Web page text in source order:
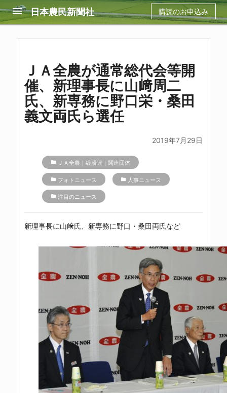
menu 日本農民新聞社 購読のお申込み
ＪＡ全農が通常総代会等開
催、新理事長に山﨑周二
氏、新専務に野口栄・桑田
義文両氏ら選任
2019年7月29日
folder ＪＡ全農｜経済連｜関連団体
folder フォトニュース folder 人事ニュース
folder 注目のニュース
新理事長に山﨑氏、新専務に野口・桑田両氏など